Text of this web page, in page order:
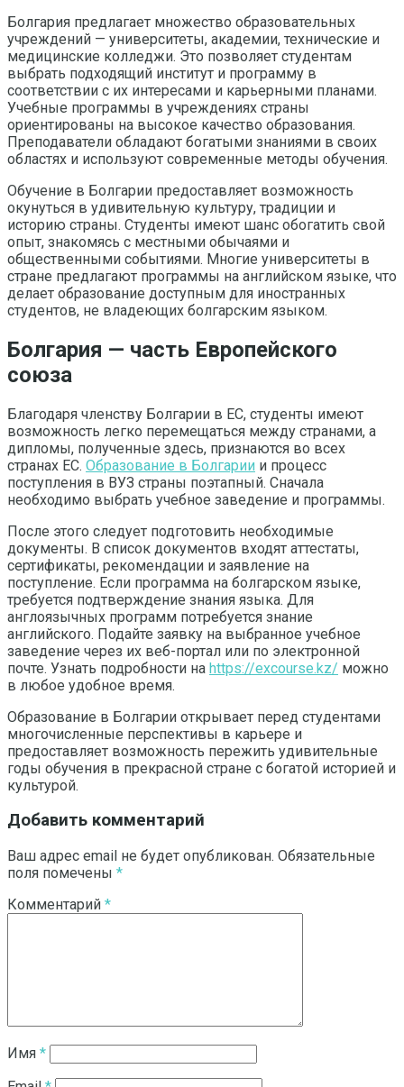
Болгария предлагает множество образовательных
учреждений — университеты, академии, технические и
медицинские колледжи. Это позволяет студентам
выбрать подходящий институт и программу в
соответствии с их интересами и карьерными планами.
Учебные программы в учреждениях страны
ориентированы на высокое качество образования.
Преподаватели обладают богатыми знаниями в своих
областях и используют современные методы обучения.
Обучение в Болгарии предоставляет возможность
окунуться в удивительную культуру, традиции и
историю страны. Студенты имеют шанс обогатить свой
опыт, знакомясь с местными обычаями и
общественными событиями. Многие университеты в
стране предлагают программы на английском языке, что
делает образование доступным для иностранных
студентов, не владеющих болгарским языком.
Болгария — часть Европейского
союза
Благодаря членству Болгарии в ЕС, студенты имеют
возможность легко перемещаться между странами, а
дипломы, полученные здесь, признаются во всех
странах ЕС. Образование в Болгарии и процесс
поступления в ВУЗ страны поэтапный. Сначала
необходимо выбрать учебное заведение и программы.
После этого следует подготовить необходимые
документы. В список документов входят аттестаты,
сертификаты, рекомендации и заявление на
поступление. Если программа на болгарском языке,
требуется подтверждение знания языка. Для
англоязычных программ потребуется знание
английского. Подайте заявку на выбранное учебное
заведение через их веб-портал или по электронной
почте. Узнать подробности на https://excourse.kz/ можно
в любое удобное время.
Образование в Болгарии открывает перед студентами
многочисленные перспективы в карьере и
предоставляет возможность пережить удивительные
годы обучения в прекрасной стране с богатой историей и
культурой.
Добавить комментарий
Ваш адрес email не будет опубликован. Обязательные
поля помечены *
Комментарий *
Имя *